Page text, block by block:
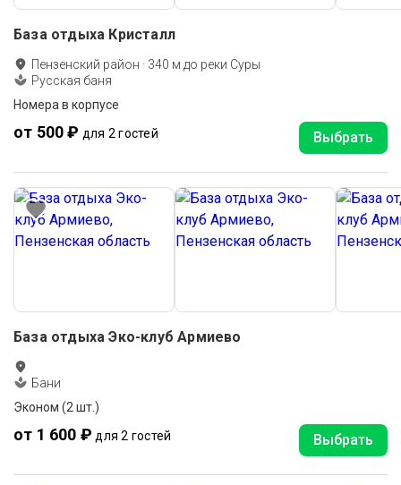
База отдыха Кристалл
Пензенский район · 340 м до реки Суры
Русская баня
Номера в корпусе
от 500 ₽ для 2 гостей Выбрать
База отдыха Эко-клуб Армиево
Бани
Эконом (2 шт.)
от 1 600 ₽ для 2 гостей Выбрать